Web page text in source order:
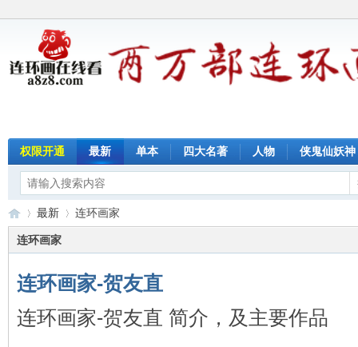
权限开通 最新 单本 四大名著 人物 侠鬼仙妖神
连›
最新
›
连环画家
连环画家
连环画家-贺友直
连环画家-贺友直 简介，及主要作品